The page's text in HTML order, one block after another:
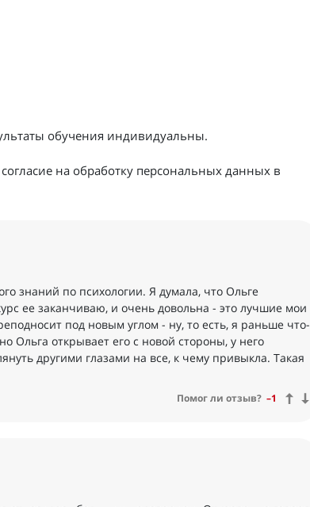
обучения индивидуальны.
согласие на обработку персональных данных в
знаний по психологии. Я думала, что Ольге
ее заканчиваю, и очень довольна - это лучшие мои
под новым углом - ну, то есть, я раньше что-
Ольга открывает его с новой стороны, у него
другими глазами на все, к чему привыкла. Такая
Помог ли отзыв? –1